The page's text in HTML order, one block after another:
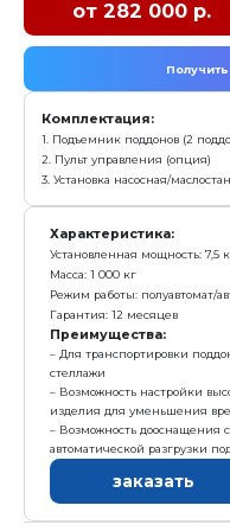
1) Сортировчный
2) Система
Установленная
Масса: 600 кг
Режим работы:
Гарантия: 12
Позволяет
полностью
Надежная